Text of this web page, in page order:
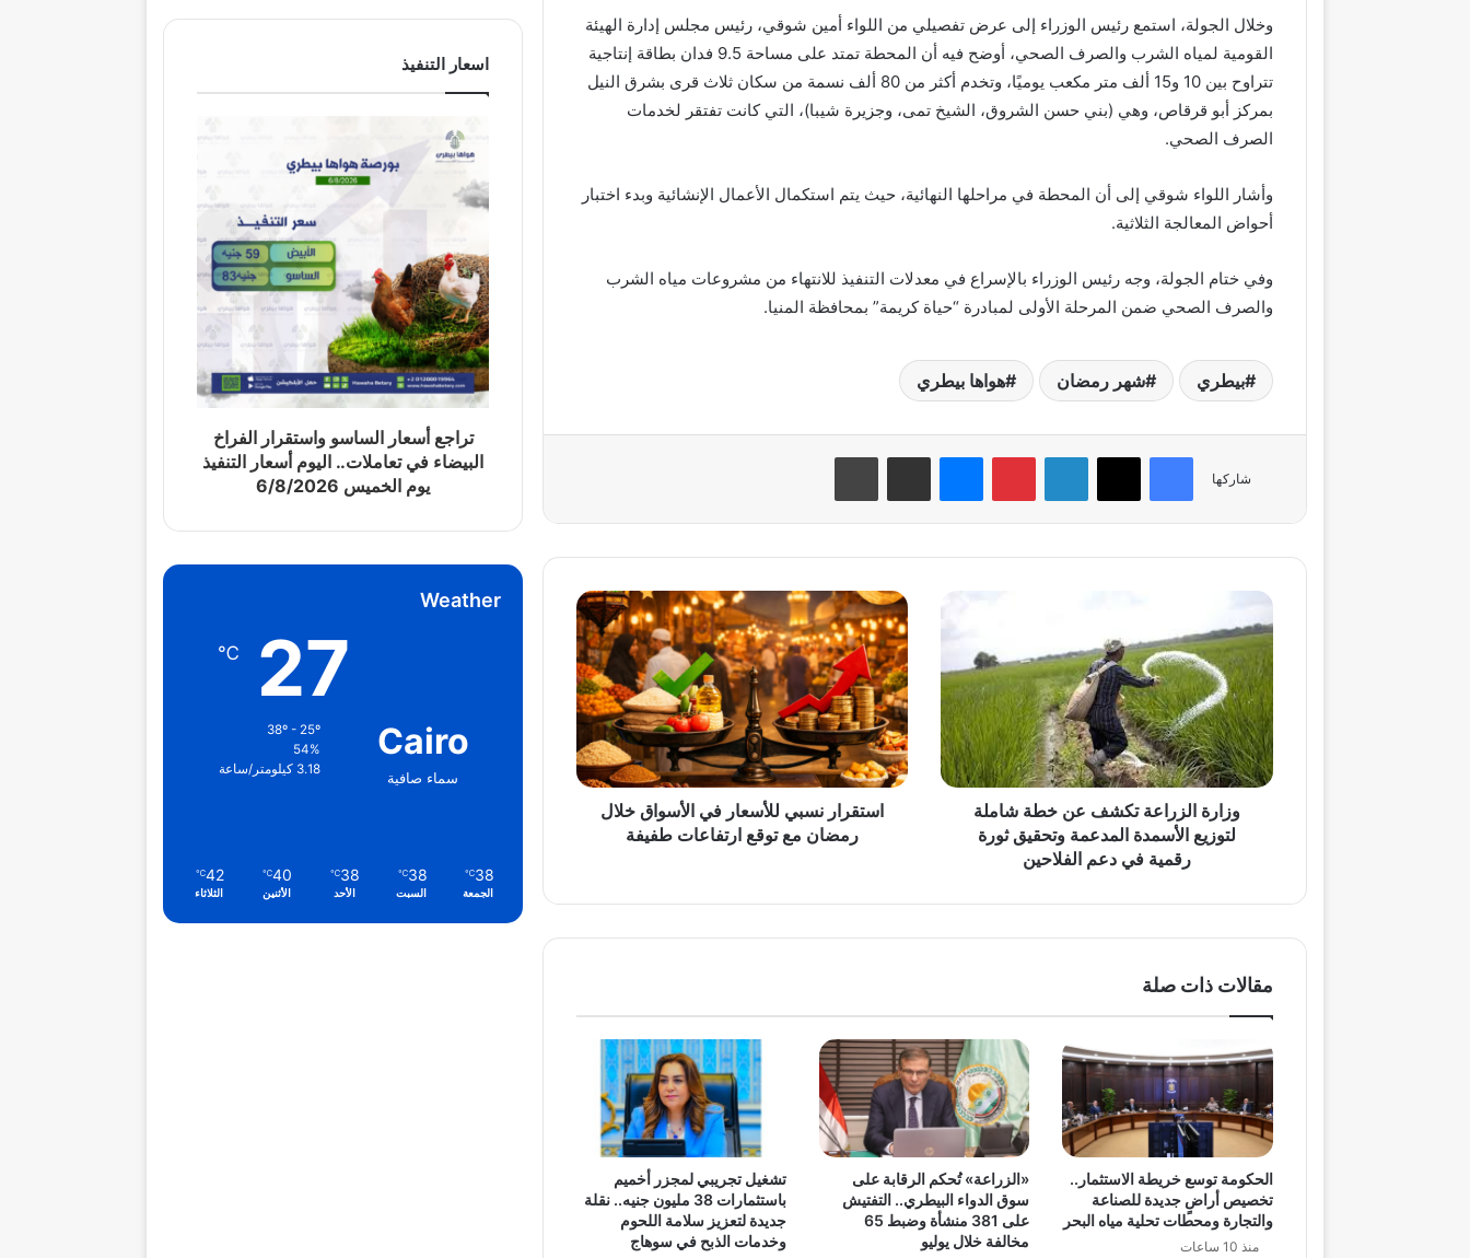
وخلال الجولة، استمع رئيس الوزراء إلى عرض تفصيلي من اللواء أمين شوقي، رئيس مجلس إدارة الهيئة
القومية لمياه الشرب والصرف الصحي، أوضح فيه أن المحطة تمتد على مساحة 9.5 فدان بطاقة إنتاجية
تتراوح بين 10 و15 ألف متر مكعب يوميًا، وتخدم أكثر من 80 ألف نسمة من سكان ثلاث قرى بشرق النيل
بمركز أبو قرقاص، وهي (بني حسن الشروق، الشيخ تمى، وجزيرة شيبا)، التي كانت تفتقر لخدمات
الصرف الصحي.
وأشار اللواء شوقي إلى أن المحطة في مراحلها النهائية، حيث يتم استكمال الأعمال الإنشائية وبدء اختبار
أحواض المعالجة الثلاثية.
وفي ختام الجولة، وجه رئيس الوزراء بالإسراع في معدلات التنفيذ للانتهاء من مشروعات مياه الشرب
والصرف الصحي ضمن المرحلة الأولى لمبادرة “حياة كريمة” بمحافظة المنيا.
بيطري شهر رمضان هواها بيطري
شاركها
فيسبوك ‫X لينكدإن بينتيريستماسنجر مشاركة عبر البريد طباعة
وزارة
الزراعة
تكشف
عن
خطة
شاملة
لتوزيع
الأسمدة
المدعمة
وتحقيقوزارة الزراعة تكشف عن خطة شاملة
لتوزيع الأسمدة المدعمة وتحقيق ثورة
رقمية في دعم الفلاحين
استقرار
نسبي
للأسعار
في
الأسواق
خلال
رمضان
مع
توقع
ارتفاعات
استقرار نسبي للأسعار في الأسواق خلال
رمضان مع توقع ارتفاعات طفيفة
مقالات ذات صلة
الحكومة توسع خريطة الاستثمار..
تخصيص أراضٍ جديدة للصناعة
والتجارة ومحطات تحلية مياه البحر
منذ 10 ساعات
«الزراعة» تُحكم الرقابة على
سوق الدواء البيطري.. التفتيش
على 381 منشأة وضبط 65
مخالفة خلال يوليو
تشغيل تجريبي لمجزر أخميم
باستثمارات 38 مليون جنيه.. نقلة
جديدة لتعزيز سلامة اللحوم
وخدمات الذبح في سوهاج
اسعار التنفيذ
تراجع أسعار الساسو واستقرار الفراخ
البيضاء في تعاملات.. اليوم أسعار التنفيذ
يوم الخميس 6/8/2026
Weather
Cairo
سماء صافية
27
℃
38º - 25º
54%
3.18 كيلومتر/ساعة
38
℃
الجمعة
38
℃
السبت
38
℃
الأحد
40
℃
الأثنين
42
℃
الثلاثاء